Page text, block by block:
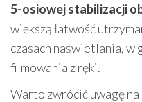
5-osiowej stabilizacji
większą łatwość
czasach naświetlania, w
filmowania z ręki.
Warto zwrócić uwagę